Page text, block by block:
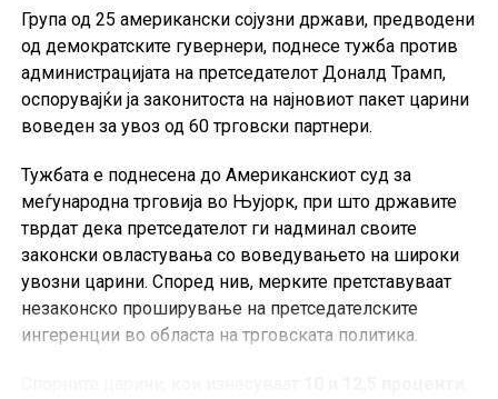
Група од 25 американски сојузни држави, предводени
од демократските гувернери, поднесе тужба против
администрацијата на претседателот Доналд Трамп,
оспорувајќи ја законитоста на најновиот пакет царини
воведен за увоз од 60 трговски партнери.
Тужбата е поднесена до Американскиот суд за
меѓународна трговија во Њујорк, при што државите
тврдат дека претседателот ги надминал своите
законски овластувања со воведувањето на широки
увозни царини. Според нив, мерките претставуваат
незаконско проширување на претседателските
ингеренции во областа на трговската политика.